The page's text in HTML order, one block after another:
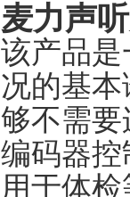
麦力声
该产品
况的基
够不需
编码器
用于体